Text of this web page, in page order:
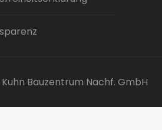
Bauzentrum Nachf. GmbH